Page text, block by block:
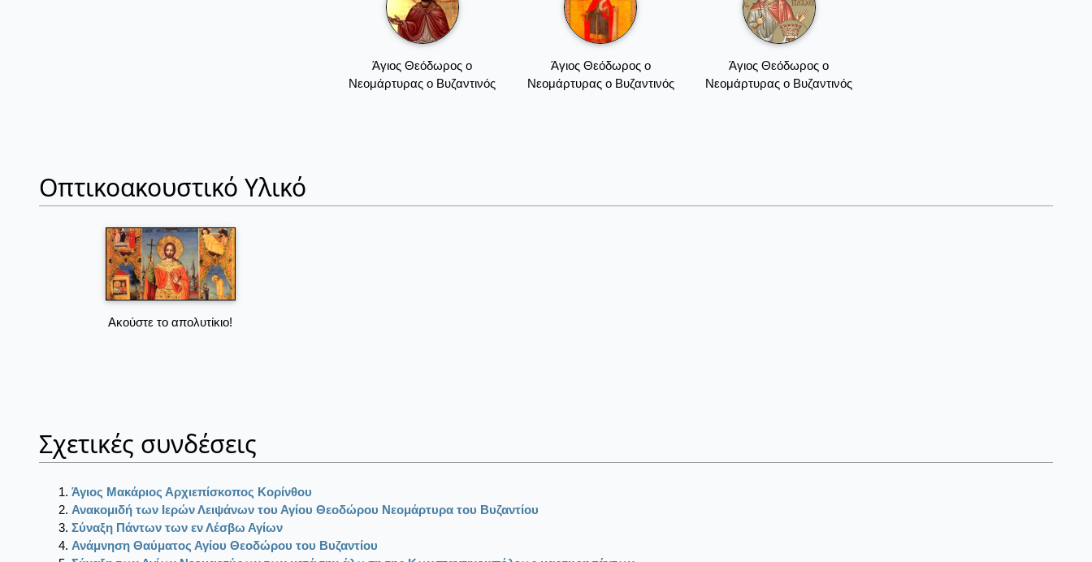
Άγιος Θεόδωρος ο
Νεομάρτυρας ο Βυζαντινός
Άγιος Θεόδωρος ο
Νεομάρτυρας ο Βυζαντινός
Άγιος Θεόδωρος ο
Νεομάρτυρας ο Βυζαντινός
Οπτικοακουστικό Υλικό
Ακούστε το απολυτίκιο!
Σχετικές συνδέσεις
Άγιος Μακάριος Αρχιεπίσκοπος Κορίνθου
Ανακομιδή των Ιερών Λειψάνων του Αγίου Θεοδώρου Νεομάρτυρα του Βυζαντίου
Σύναξη Πάντων των εν Λέσβω Αγίων
Ανάμνηση Θαύματος Αγίου Θεοδώρου του Βυζαντίου